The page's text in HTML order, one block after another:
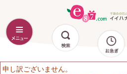
申し訳ございません。